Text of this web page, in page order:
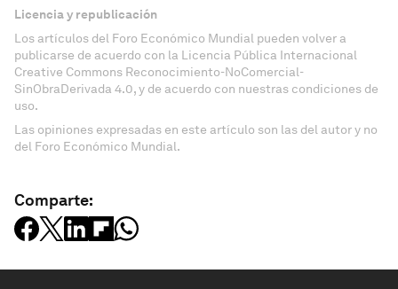
Licencia y republicación
Los artículos del Foro Económico Mundial pueden volver a
publicarse de acuerdo con la Licencia Pública Internacional
Creative Commons Reconocimiento-NoComercial-
SinObraDerivada 4.0, y de acuerdo con nuestras condiciones de
uso.
Las opiniones expresadas en este artículo son las del autor y no
del Foro Económico Mundial.
Comparte: